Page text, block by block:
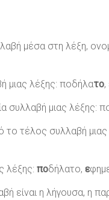
μέσα στη λέξη,
μιας λέξης: ποδήλατο,
συλλαβή μιας λέξης:
το τέλος συλλαβή
λέξης: ποδήλατο, ε
είναι η λήγουσα, η